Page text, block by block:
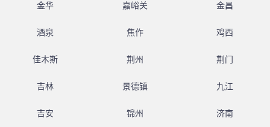
金华 嘉峪关 金昌
酒泉 焦作 鸡西
佳木斯 荆州 荆门
吉林 景德镇 九江
吉安 锦州 济南